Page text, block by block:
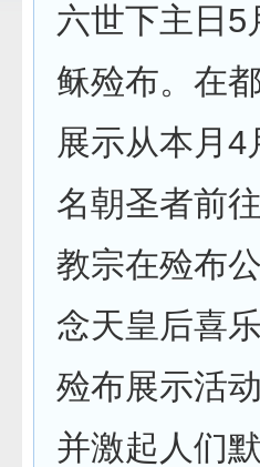
六世下主日5
稣殓布。在
展示从本月
名朝圣者前
教宗在殓布
念天皇后喜
殓布展示活
并激起人们